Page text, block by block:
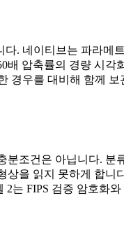
다. 네이티브는 파라
배 압축률의 경량 시
경우를 대비해 함께
조건은 아닙니다.
을 읽지 못하게 합니
는 FIPS 검증 암호화